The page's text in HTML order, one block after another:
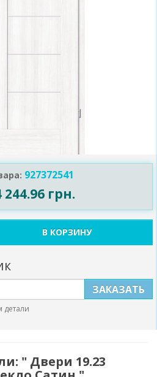
927372541
244.96 грн.
В КОРЗИНУ
ЗАКАЗАТЬ
" Двери 19.23